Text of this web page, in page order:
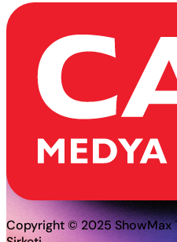
Copyright © 2025 ShowMax